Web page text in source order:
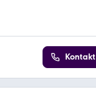
Kontakt